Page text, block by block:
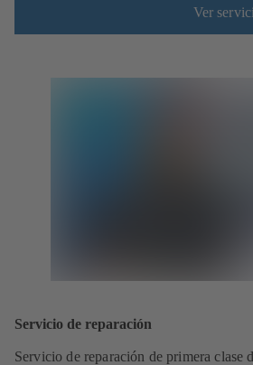
Ver
Servicio de reparación
Servicio de reparación de primera clase